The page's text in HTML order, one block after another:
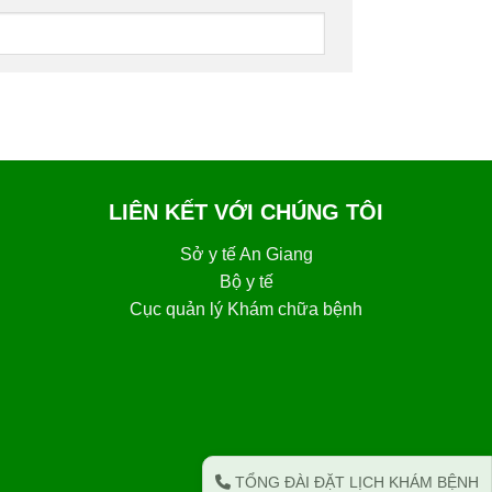
LIÊN KẾT VỚI CHÚNG TÔI
Sở y tế An Giang
Bộ y tế
Cục quản lý Khám chữa bệnh
TỔNG ĐÀI ĐẶT LỊCH KHÁM BỆNH